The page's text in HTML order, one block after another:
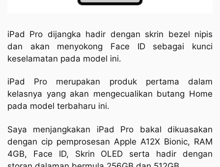
iPad Pro dijangka hadir dengan skrin bezel nipis
dan akan menyokong Face ID sebagai kunci
keselamatan pada model ini.
iPad Pro merupakan produk pertama dalam
kelasnya yang akan mengecualikan butang Home
pada model terbaharu ini.
Saya menjangkakan iPad Pro bakal dikuasakan
dengan cip pemprosesan Apple A12X Bionic, RAM
4GB, Face ID, Skrin OLED serta hadir dengan